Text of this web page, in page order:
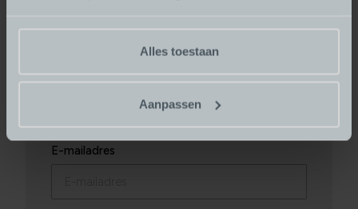
Alles toestaan
Aanpassen
Uw naam
E-mailadres